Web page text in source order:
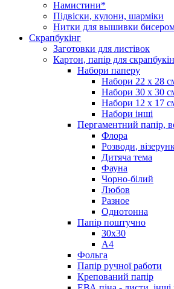
Намистини*
Підвіски, кулони, шарміки
Нитки для вышивки
Скрапбукінг
Заготовки для листівок
Картон, папір для
Набори паперу
Набори 22 х 28
Набори 30 х 30
Набори 12 х 17
Набори інші
Пергаментний папір,
Флора
Розводи,
Дитяча тема
Фауна
Чорно-білий
Любов
Разное
Однотонна
Папір поштучно
30х30
А4
Фольга
Папір ручної работи
Крепований папір